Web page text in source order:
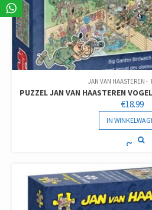
JAN VAN HAASTEREN
PUZZEL JAN VAN HAASTEREN
€18.99
IN